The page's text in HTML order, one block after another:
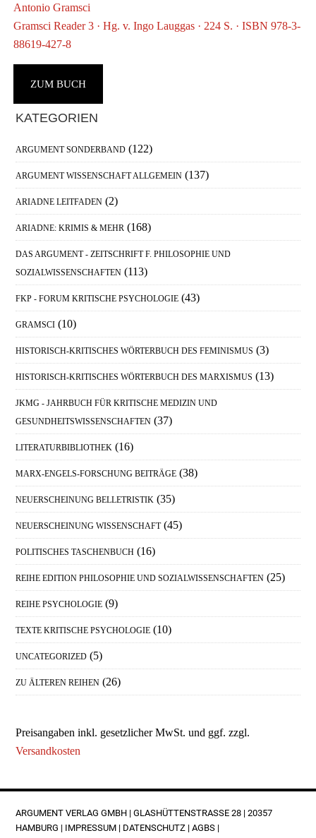
Antonio Gramsci
Gramsci Reader 3 · Hg. v. Ingo Lauggas · 224 S. · ISBN 978-3-
88619-427-8
ZUM BUCH
Haupt-
Sidebar
KATEGORIEN
ARGUMENT SONDERBAND (122)
ARGUMENT WISSENSCHAFT ALLGEMEIN (137)
ARIADNE LEITFADEN (2)
ARIADNE: KRIMIS & MEHR (168)
DAS ARGUMENT - ZEITSCHRIFT F. PHILOSOPHIE UND
SOZIALWISSENSCHAFTEN (113)
FKP - FORUM KRITISCHE PSYCHOLOGIE (43)
GRAMSCI (10)
HISTORISCH-KRITISCHES WÖRTERBUCH DES FEMINISMUS (3)
HISTORISCH-KRITISCHES WÖRTERBUCH DES MARXISMUS (13)
JKMG - JAHRBUCH FÜR KRITISCHE MEDIZIN UND
GESUNDHEITSWISSENSCHAFTEN (37)
LITERATURBIBLIOTHEK (16)
MARX-ENGELS-FORSCHUNG BEITRÄGE (38)
NEUERSCHEINUNG BELLETRISTIK (35)
NEUERSCHEINUNG WISSENSCHAFT (45)
POLITISCHES TASCHENBUCH (16)
REIHE EDITION PHILOSOPHIE UND SOZIALWISSENSCHAFTEN (25)
REIHE PSYCHOLOGIE (9)
TEXTE KRITISCHE PSYCHOLOGIE (10)
UNCATEGORIZED (5)
ZU ÄLTEREN REIHEN (26)
Preisangaben inkl. gesetzlicher MwSt. und ggf. zzgl.
Versandkosten
FOOTER
ARGUMENT VERLAG GMBH | GLASHÜTTENSTRASSE 28 | 20357 H
AMBURG | IMPRESSUM | DATENSCHUTZ |AGBS |